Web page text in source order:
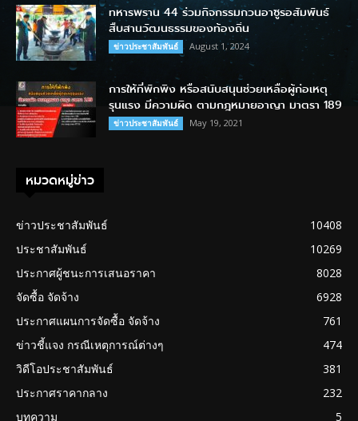
ทหารพราน 44 ร่วมกิจกรรมกวนอาซูรอสัมพันธ์
สืบสานวัฒนธรรมของท้องถิ่น
ข่าวประชาสัมพันธ์ August 1, 2024
การให้ที่พักพิง หรือสนับสนุนช่วยเหลือผู้ก่อเหตุ
รุนแรง มีความผิด ตามกฎหมายอาญา มาตรา 189
ข่าวประชาสัมพันธ์ May 19, 2021
หมวดหมู่ข่าว
ข่าวประชาสัมพันธ์
10408
ประชาสัมพันธ์
10269
ประกาศผู้ชนะการเสนอราคา
8028
จัดซื้อ จัดจ้าง
6928
ประกาศแผนการจัดซื้อ จัดจ้าง
761
ข่าวชี้แจง กรณีเหตุการณ์ต่างๆ
474
วิดีโอประชาสัมพันธ์
381
ประกาศราคากลาง
232
บทความ
5